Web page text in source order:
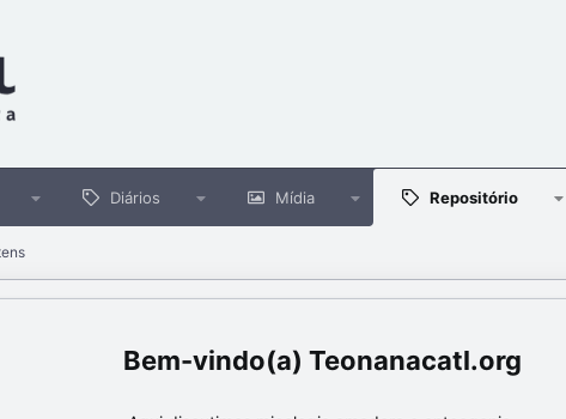
Diários Mídia Repositório
Teonanacatl.org